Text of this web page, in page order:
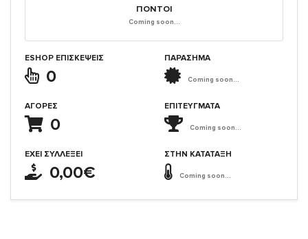
ΠΌΝΤΟΙ
Coming soon...
ESHOP ΕΠΙΣΚΈΨΕΙΣ
0
ΑΓΟΡΈΣ
0
ΈΧΕΙ ΣΥΛΛΈΞΕΙ
0,00€
ΠΑΡΑΣΗΜΑ
Coming soon...
ΕΠΙΤΕΎΓΜΑΤΑ
Coming soon...
ΣΤΗΝ ΚΑΤΆΤΑΞΗ
Coming soon...